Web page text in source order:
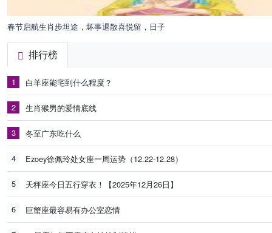
春节启航生肖步坦途，坏事退散喜悦留，日子
排行榜
1 白羊座能宅到什么程度？
2 生肖猴男的爱情底线
3 冬至广东吃什么
4 Ezoey徐佩玲处女座一周运势（12.22-12.28）
5 天秤座今日五行穿衣！【2025年12月26日】
6 巨蟹座最容易有办公室恋情